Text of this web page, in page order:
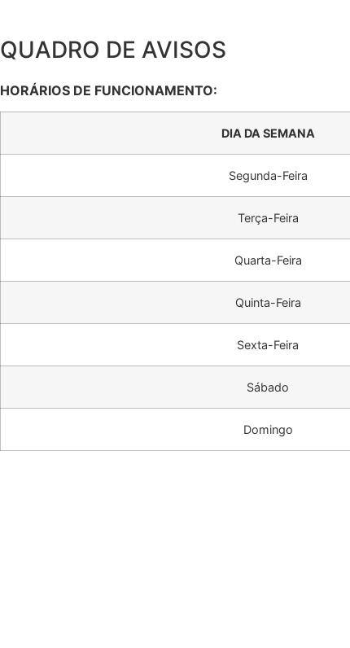
QUADRO DE AVISOS
HORÁRIOS DE FUNCIONAMENTO:
DIA DA SEMANA
Segunda-Feira
Terça-Feira
Quarta-Feira
Quinta-Feira
Sexta-Feira
Sábado
Domingo